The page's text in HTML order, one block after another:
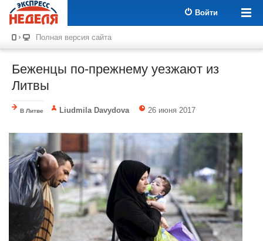
Войти
Полная версия сайта
Беженцы по-прежнему уезжают из
Литвы
В Литве Liudmila Davydova 26 июня 2017